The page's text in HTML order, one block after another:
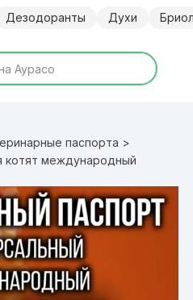
Дезодоранты Духи
паспорта >
котят международный